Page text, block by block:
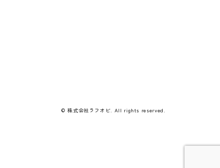
© 株式会社ラフオビ. All rights reserved.